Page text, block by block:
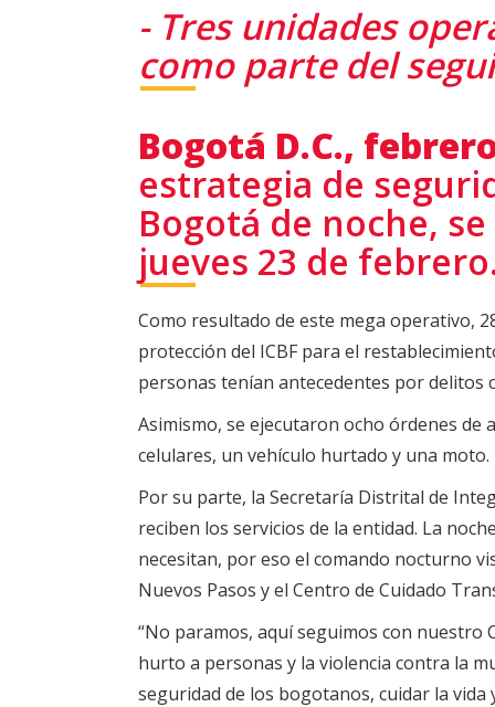
- Tres unidades
como parte del
Bogotá D.C.,
estrategia de
Bogotá de noche,
jueves 23 de
Como resultado de este mega operativo,
protección del ICBF para el
personas tenían antecedentes por delitos
Asimismo, se ejecutaron ocho órdenes
celulares, un vehículo hurtado y una moto.
Por su parte, la Secretaría Distrital de
reciben los servicios de la entidad. La
necesitan, por eso el comando nocturno
Nuevos Pasos y el Centro de Cuidado
“No paramos, aquí seguimos con
hurto a personas y la violencia contra la
seguridad de los bogotanos, cuidar la vida